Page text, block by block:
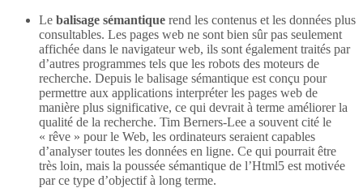
Le balisage sémantique rend les contenus et les données plus
consultables. Les pages web ne sont bien sûr pas seulement
affichée dans le navigateur web, ils sont également traités par
d’autres programmes tels que les robots des moteurs de
recherche. Depuis le balisage sémantique est conçu pour
permettre aux applications interpréter les pages web de
manière plus significative, ce qui devrait à terme améliorer la
qualité de la recherche. Tim Berners-Lee a souvent cité le
« rêve » pour le Web, les ordinateurs seraient capables
d’analyser toutes les données en ligne. Ce qui pourrait être
très loin, mais la poussée sémantique de l’Html5 est motivée
par ce type d’objectif à long terme.